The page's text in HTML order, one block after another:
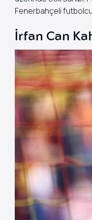
Fenerbahçeli
İrfan Can